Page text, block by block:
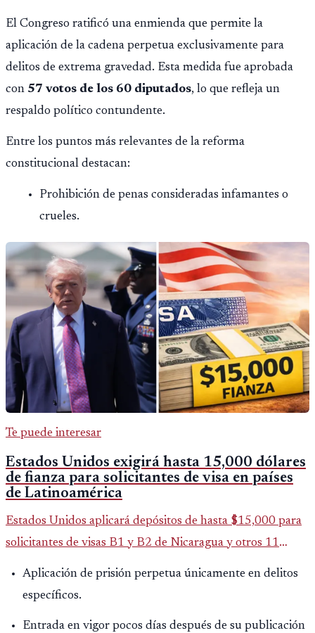
El Congreso ratificó una enmienda que permite la
aplicación de la cadena perpetua exclusivamente para
delitos de extrema gravedad. Esta medida fue aprobada
con 57 votos de los 60 diputados, lo que refleja un
respaldo político contundente.
Entre los puntos más relevantes de la reforma
constitucional destacan:
Prohibición de penas consideradas infamantes o
crueles.
Te puede interesar
Estados Unidos exigirá hasta 15,000 dólares
de fianza para solicitantes de visa en países
de Latinoamérica
Estados Unidos aplicará depósitos de hasta $15,000 para
solicitantes de visas B1 y B2 de Nicaragua y otros 11
países. La medida afecta a más de 50 naciones bajo nuevas
políticas migratorias.
Aplicación de prisión perpetua únicamente en delitos
específicos.
Entrada en vigor pocos días después de su publicación